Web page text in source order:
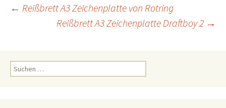
Beitrags-
← Reißbrett A3 Zeichenplatte von Rotring
Reißbrett A3 Zeichenplatte Draftboy 2 →
Suchen
nach: